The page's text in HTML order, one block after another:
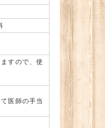
すので、使
医師の手当